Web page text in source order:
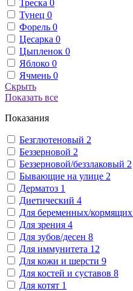
Треска 0
Тунец 0
Форель 0
Цесарка 0
Цыпленок 0
Яблоко 0
Ячмень 0
Скрыть
Показать все
Показания
Безглютеновый 2
Беззерновой 2
Беззерновой/беззлаковый 2
Бывающие на улице 2
Дерматоз 1
Диетический 4
Для беременных/кормящих
Для зрения 4
Для зубов/десен 8
Для иммунитета 12
Для кожи и шерсти 9
Для костей и суставов 8
Для котят 1